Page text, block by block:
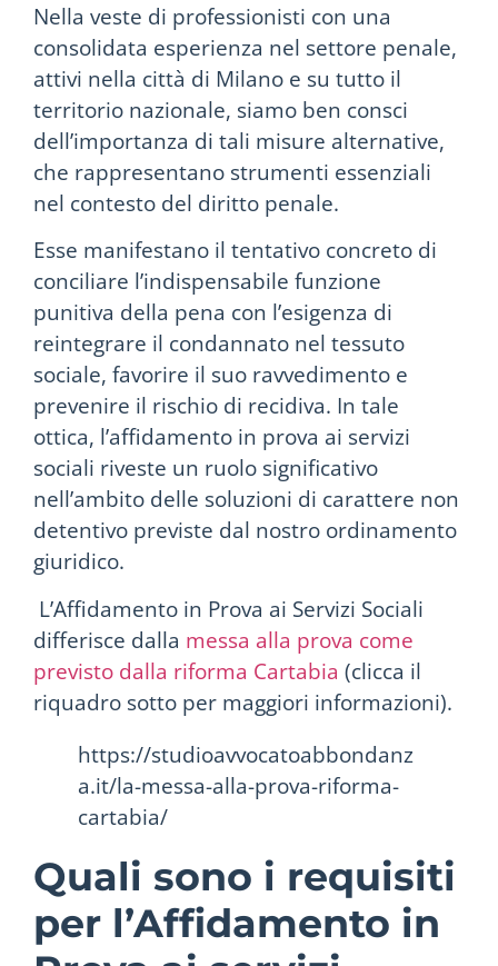
Nella veste di professionisti con una
consolidata esperienza nel settore penale,
attivi nella città di Milano e su tutto il
territorio nazionale, siamo ben consci
dell’importanza di tali misure alternative,
che rappresentano strumenti essenziali
nel contesto del diritto penale.
Esse manifestano il tentativo concreto di
conciliare l’indispensabile funzione
punitiva della pena con l’esigenza di
reintegrare il condannato nel tessuto
sociale, favorire il suo ravvedimento e
prevenire il rischio di recidiva. In tale
ottica, l’affidamento in prova ai servizi
sociali riveste un ruolo significativo
nell’ambito delle soluzioni di carattere non
detentivo previste dal nostro ordinamento
giuridico.
L’Affidamento in Prova ai Servizi Sociali
differisce dalla messa alla prova come
previsto dalla riforma Cartabia (clicca il
riquadro sotto per maggiori informazioni).
https://studioavvocatoabbondanz
a.it/la-messa-alla-prova-riforma-
cartabia/
Quali sono i requisiti
per l’Affidamento in